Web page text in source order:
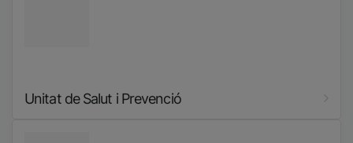
Unitat de Salut i Prevenció